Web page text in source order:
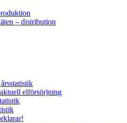
– distribution
elförsörjning